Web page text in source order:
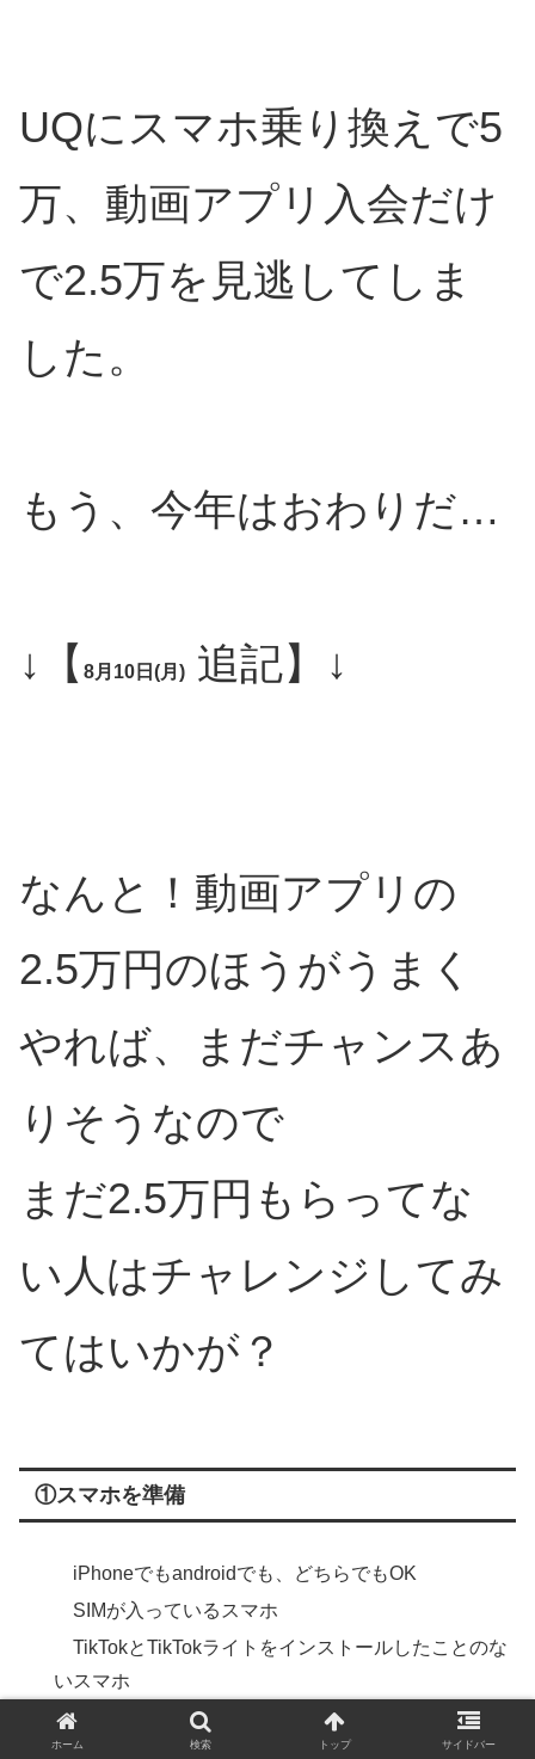
UQにスマホ乗り換えで5
万、動画アプリ入会だけ
で2.5万を見逃してしま
した。
もう、今年はおわりだ…
↓【 8月10日(月) 追記】↓
なんと！動画アプリの
2.5万円のほうがうまく
やれば、まだチャンスあ
りそうなので
まだ2.5万円もらってな
い人はチャレンジしてみ
てはいかが？
①スマホを準備
iPhoneでもandroidでも、どちらでもOK
SIMが入っているスマホ
TikTokとTikTokライトをインストールしたことのな
いスマホ
家族のスマホや古いスマホでもOK。
ホーム 検索 トップ サイドバー